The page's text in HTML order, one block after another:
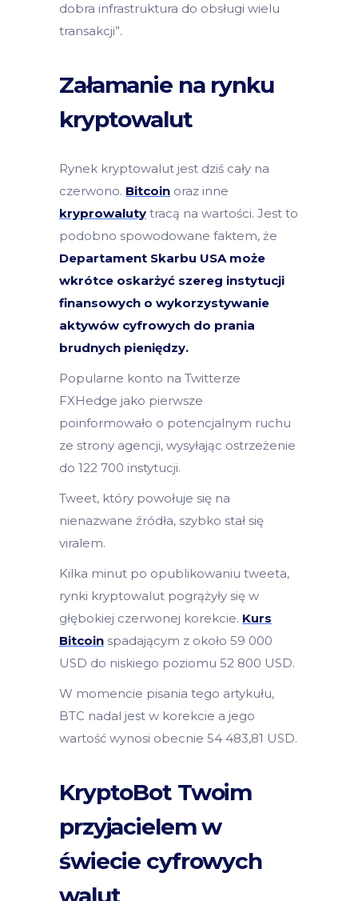
dobra infrastruktura do obsługi wielu
transakcji”.
Załamanie na rynku
kryptowalut
Rynek kryptowalut jest dziś cały na
czerwono. Bitcoin oraz inne
kryprowaluty tracą na wartości. Jest to
podobno spowodowane faktem, że
Departament Skarbu USA może
wkrótce oskarżyć szereg instytucji
finansowych o wykorzystywanie
aktywów cyfrowych do prania
brudnych pieniędzy.
Popularne konto na Twitterze
FXHedge jako pierwsze
poinformowało o potencjalnym ruchu
ze strony agencji, wysyłając ostrzeżenie
do 122 700 instytucji.
Tweet, który powołuje się na
nienazwane źródła, szybko stał się
viralem.
Kilka minut po opublikowaniu tweeta,
rynki kryptowalut pogrążyły się w
głębokiej czerwonej korekcie. Kurs
Bitcoin spadającym z około 59 000
USD do niskiego poziomu 52 800 USD.
W momencie pisania tego artykułu,
BTC nadal jest w korekcie a jego
wartość wynosi obecnie 54 483,81 USD.
KryptoBot Twoim
przyjacielem w
świecie cyfrowych